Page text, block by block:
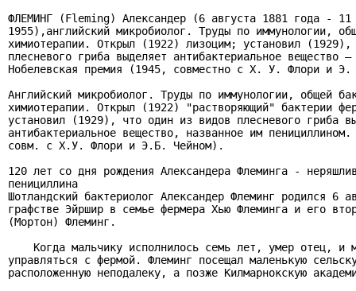
ФЛЕМИНГ (Fleming) Александер (6 августа 1881 года - 11
1955),английский микробиолог. Труды по иммунологии,
химиотерапии. Открыл (1922) лизоцим; установил
плесневого гриба выделяет антибактериальное вещество
Нобелевская премия (1945, совместно с Х. У. Флори и
Английский микробиолог. Труды по иммунологии, общей
химиотерапии. Открыл (1922) "растворяющий" бактерии
установил (1929), что один из видов плесневого гриба
антибактериальное вещество, названное им
совм. с Х.У. Флори и Э.Б. Чейном).
120 лет со дня рождения Александера Флеминга -
пенициллина
Шотландский бактериолог Александер Флеминг родился 6
графстве Эйршир в семье фермера Хью Флеминга и его
(Мортон) Флеминг.
Когда мальчику исполнилось семь лет, умер отец, и
управляться с фермой. Флеминг посещал маленькую
расположенную неподалеку, а позже Килмарнокскую